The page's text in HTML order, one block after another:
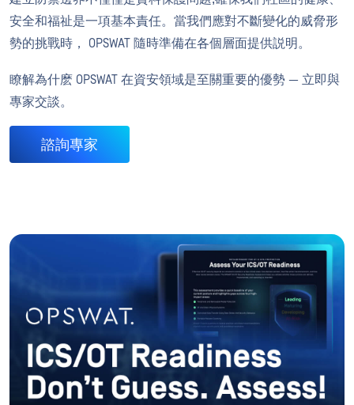
安全和福祉是一項基本責任。當我們應對不斷變化的威脅形
勢的挑戰時， OPSWAT 隨時準備在各個層面提供説明。
瞭解為什麽 OPSWAT 在資安領域是至關重要的優勢 — 立即與
專家交談。
諮詢專家